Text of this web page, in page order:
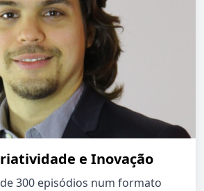
e Inovação
300 episódios num formato